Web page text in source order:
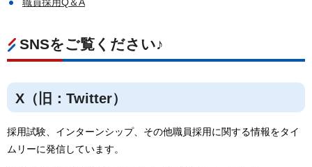
SNSをご覧ください♪
X（旧：Twitter）
採用試験、インターンシップ、その他職員採用に関する情報をタイ
ムリーに発信しています。